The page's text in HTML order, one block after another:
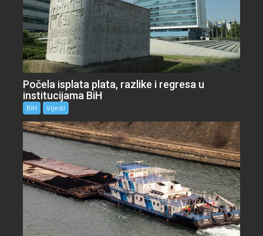
Počela isplata plata, razlike i regresa u
institucijama BiH
BiH Vijesti